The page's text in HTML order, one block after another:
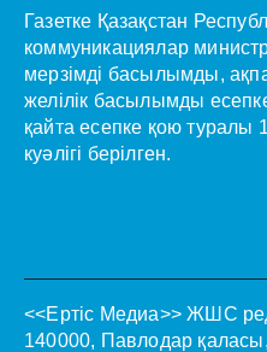
Газетке Қазақстан
коммуникациялар
мерзімді басылымды,
желілік басылымды
қайта есепке қою
куәлігі берілген.
<<Ертіс Медиа>> ЖШС
140000, Павлодар